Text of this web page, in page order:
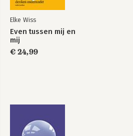
Elke Wiss
Even tussen mij en
mij
€ 24,99